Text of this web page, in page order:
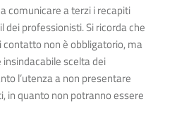
comunicare a terzi i recapiti
professionisti. Si ricorda che
contatto non è obbligatorio, ma
scelta dei
l’utenza a non presentare
in quanto non potranno essere